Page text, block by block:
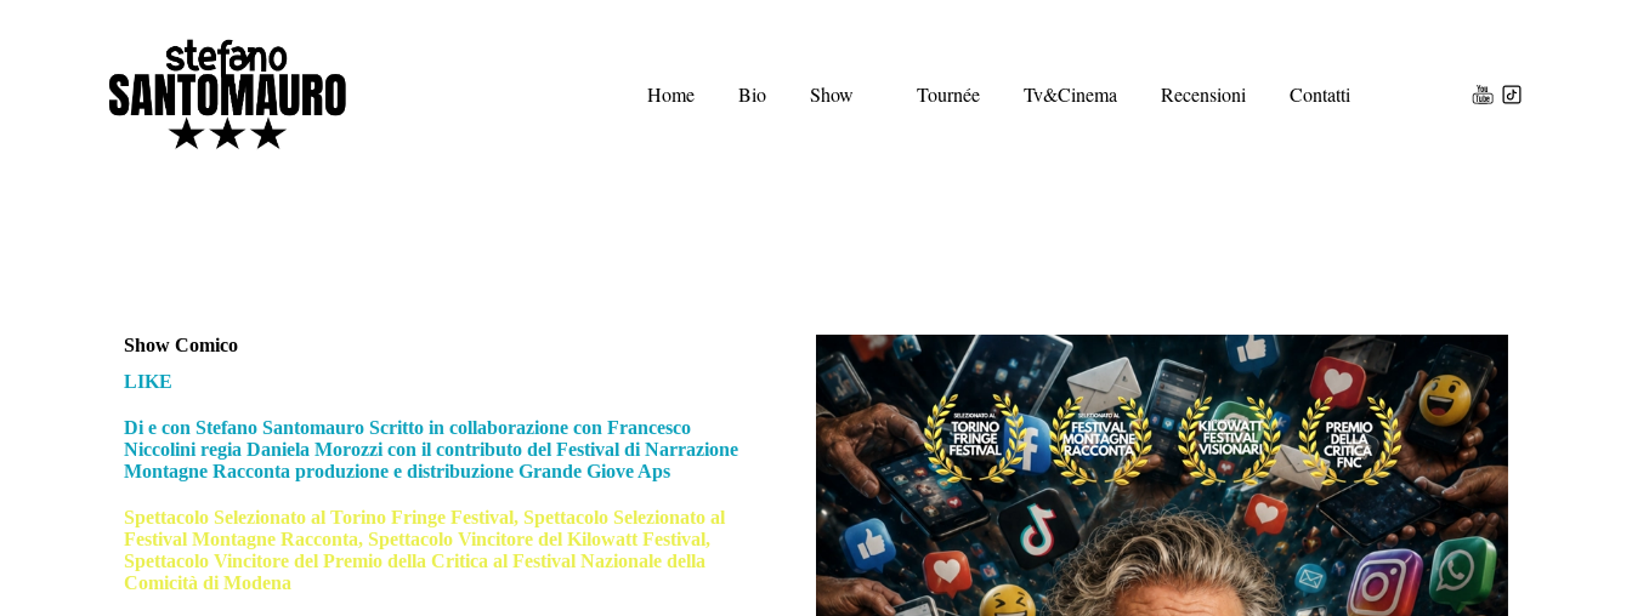
Home Bio Show Tournée Tv&Cinema Recensioni Contatti
Show Comico
LIKE
Di e con Stefano Santomauro Scritto in collaborazione con Francesco
Niccolini regia Daniela Morozzi con il contributo del Festival di Narrazione
Montagne Racconta produzione e distribuzione Grande Giove Aps
Spettacolo Selezionato al Torino Fringe Festival, Spettacolo Selezionato al
Festival Montagne Racconta, Spettacolo Vincitore del Kilowatt Festival,
Spettacolo Vincitore del Premio della Critica al Festival Nazionale della
Comicità di Modena